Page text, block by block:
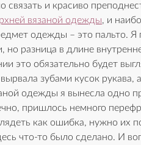
связать и красиво
вязаной одежды, и
одежды – это пальто. Я
разница в длине
это обязательно будет
зубами кусок рукава,
одежды я вынесла одно
пришлось немного
как ошибка, нужно их
что-то было сделано. И